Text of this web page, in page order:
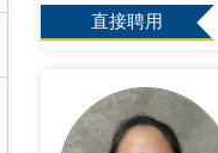
直接聘用